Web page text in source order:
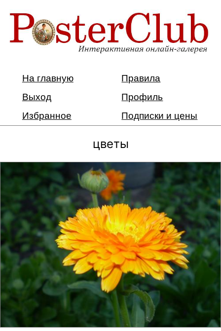
На главную
Правила
Выход
Профиль
Избранное
Подписки и цены
цветы